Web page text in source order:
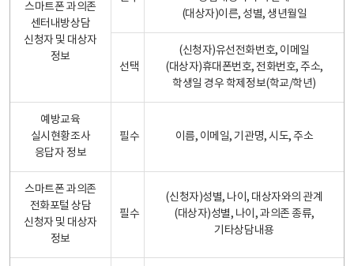
스마트폰 과의존
센터내방상담
신청자 및 대상자
정보
(대상자)이른, 성별, 생년월일
선택
(신청자)유선전화번호, 이메일
(대상자)휴대폰번호, 전화번호, 주소,
학생일 경우 학제정보(학교/학년)
예방교육
실시현황조사
응답자 정보
필수 이름, 이메일, 기관명, 시도, 주소
스마트폰 과의존
전화포털 상담
신청자 및 대상자
정보
필수
(신청자)성별, 나이, 대상자와의 관계
(대상자)성별, 나이, 과의존 종류,
기타상담내용